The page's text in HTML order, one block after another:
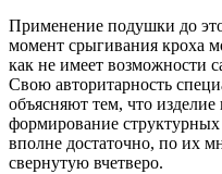
Применение подушки до
момент срыгивания кроха
как не имеет возможности
Свою авторитарность
объясняют тем, что изделие
формирование
вполне достаточно, по их
свернутую вчетверо.